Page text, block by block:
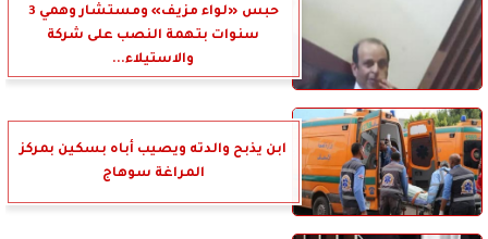
حبس «لواء مزيف» ومستشار وهمي 3
سنوات بتهمة النصب على شركة
والاستيلاء...
ابن يذبح والدته ويصيب أباه بسكين بمركز
المراغة سوهاج